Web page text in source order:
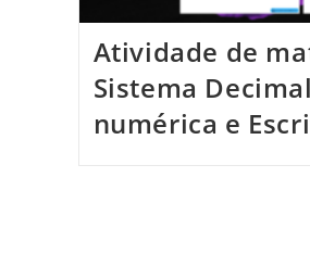
Atividade de
Sistema
numérica e